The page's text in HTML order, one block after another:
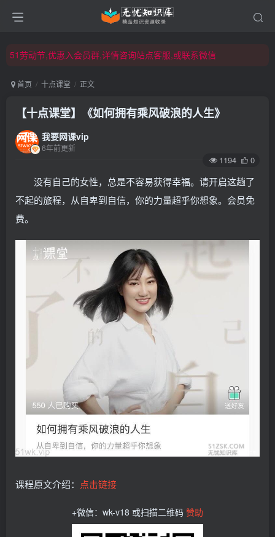
51劳动节,优惠入会员群,详情咨询站点客服,或联系微信
51劳动节,优惠入会员群,详情咨询站点客服,或联系微信
首页 十点课堂 正文
【十点课堂】《如何拥有乘风破浪的人生》
我要网课vip
6年前更新
1194 0
没有自己的女性，总是不容易获得幸福。请开启这趟了
不起的旅程，从自卑到自信，你的力量超乎你想象。会员免
费。
课程原文介绍： 点击链接
+微信：wk-v18 或扫描二维码 赞助